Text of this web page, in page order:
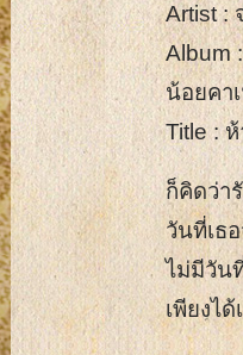
Artist :
Album
น้อยคา
Title :
ก็คิดว่า
วันที่เธ
ไม่มีวัน
เพียงไ